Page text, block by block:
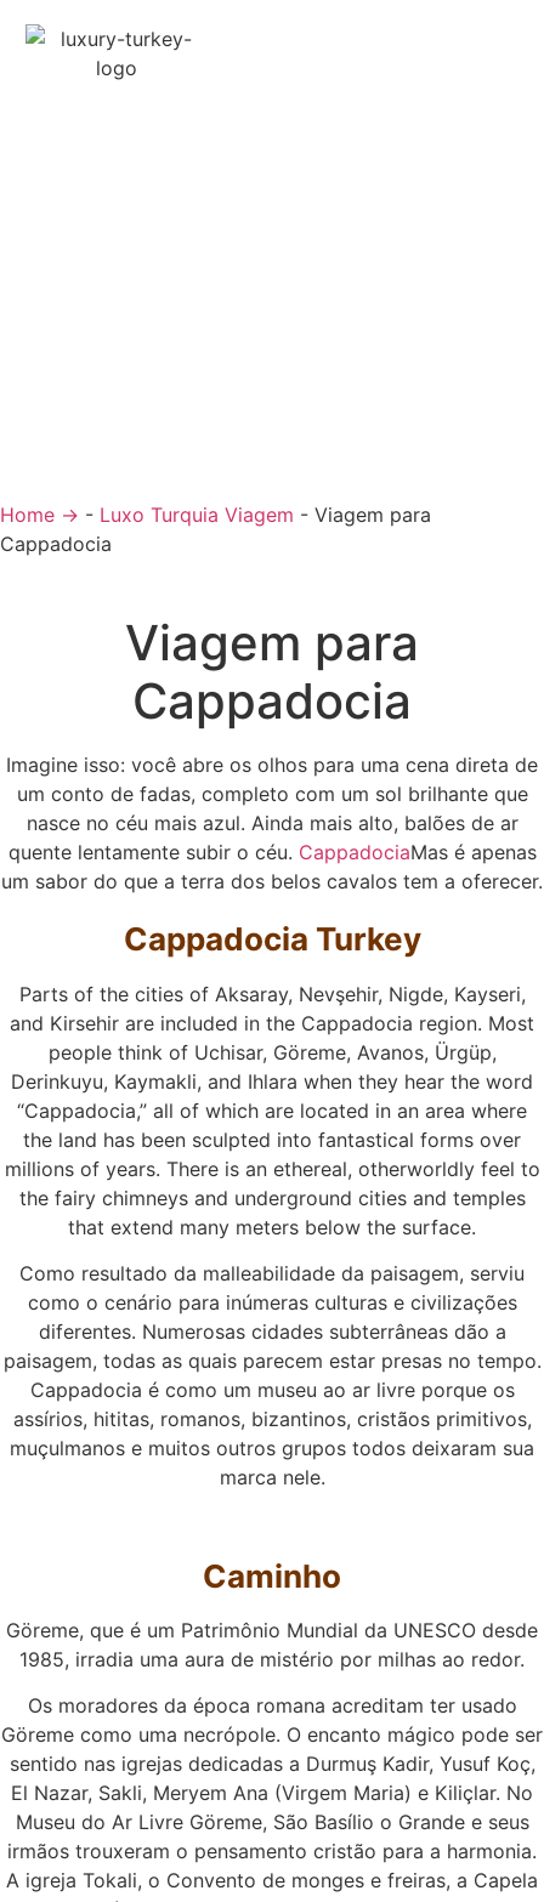
Home → - Luxo Turquia Viagem - Viagem para
Cappadocia
Viagem para
Cappadocia
Imagine isso: você abre os olhos para uma cena direta de
um conto de fadas, completo com um sol brilhante que
nasce no céu mais azul. Ainda mais alto, balões de ar
quente lentamente subir o céu. CappadociaMas é apenas
um sabor do que a terra dos belos cavalos tem a oferecer.
Cappadocia Turkey
Parts of the cities of Aksaray, Nevşehir, Nigde, Kayseri,
and Kirsehir are included in the Cappadocia region. Most
people think of Uchisar, Göreme, Avanos, Ürgüp,
Derinkuyu, Kaymakli, and Ihlara when they hear the word
“Cappadocia,” all of which are located in an area where
the land has been sculpted into fantastical forms over
millions of years. There is an ethereal, otherworldly feel to
the fairy chimneys and underground cities and temples
that extend many meters below the surface.
Como resultado da malleabilidade da paisagem, serviu
como o cenário para inúmeras culturas e civilizações
diferentes. Numerosas cidades subterrâneas dão a
paisagem, todas as quais parecem estar presas no tempo.
Cappadocia é como um museu ao ar livre porque os
assírios, hititas, romanos, bizantinos, cristãos primitivos,
muçulmanos e muitos outros grupos todos deixaram sua
marca nele.
Caminho
Göreme, que é um Patrimônio Mundial da UNESCO desde
1985, irradia uma aura de mistério por milhas ao redor.
Os moradores da época romana acreditam ter usado
Göreme como uma necrópole. O encanto mágico pode ser
sentido nas igrejas dedicadas a Durmuş Kadir, Yusuf Koç,
El Nazar, Sakli, Meryem Ana (Virgem Maria) e Kiliçlar. No
Museu do Ar Livre Göreme, São Basílio o Grande e seus
irmãos trouxeram o pensamento cristão para a harmonia.
A igreja Tokali, o Convento de monges e freiras, a Capela